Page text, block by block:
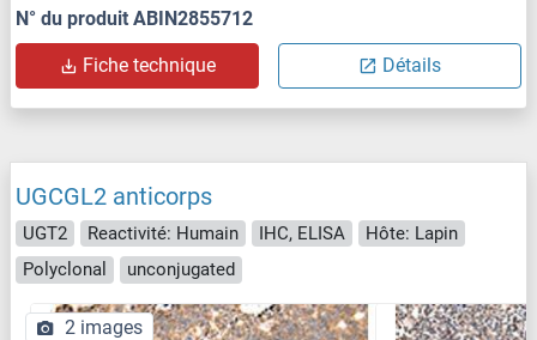
N° du produit ABIN2855712
Fiche technique Détails
UGCGL2 anticorps
UGT2 Reactivité: Humain IHC, ELISA
Hôte: Lapin
Polyclonal
unconjugated
2 images